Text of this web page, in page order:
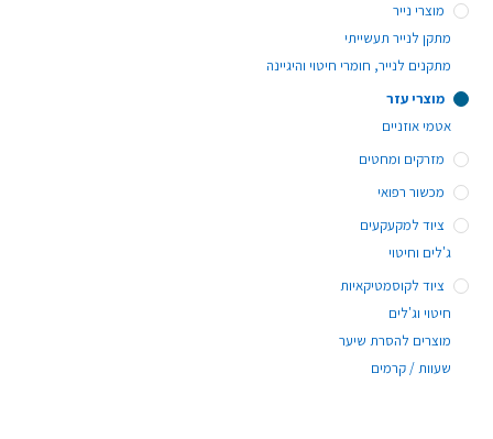
מוצרי נייר
מתקן לנייר תעשייתי
מתקנים לנייר, חומרי חיטוי והיגיינה
מוצרי עזר
אטמי אוזניים
מזרקים ומחטים
מכשור רפואי
ציוד למקעקעים
ג'לים וחיטוי
ציוד לקוסמטיקאיות
חיטוי וג'לים
מוצרים להסרת שיער
שעוות / קרמים